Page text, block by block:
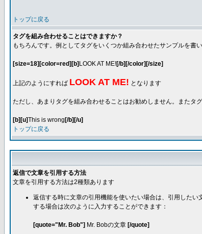
トップに戻る
タグを組み合わせることはできますか？
もちろんです。例としてタグをいくつか組み合わせたサンプルを書
[size=18][color=red][b] LOOK AT ME![/b][/color][/size]
上記のようにすれば LOOK AT ME! となります
ただし、あまりタグを組み合わせることはお勧めしません。またタ
[b][u]This is wrong [/b][/u]
トップに戻る
返信で文章を引用する方法
文章を引用する方法は2種類あります
返信する時に文章の引用機能を使いたい場合は、引用したい
する場合は次のように入力することができます：
[quote="Mr. Bob"] Mr. Bobの文章 [/quote]